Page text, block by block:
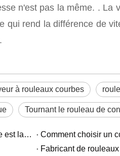
n'est pas la même. .
rend la différence de
à rouleaux courbes
Tournant le rouleau de
Rouleau de convoyeur robuste et rouleau de convoyeur standard : quelle est la différence ?